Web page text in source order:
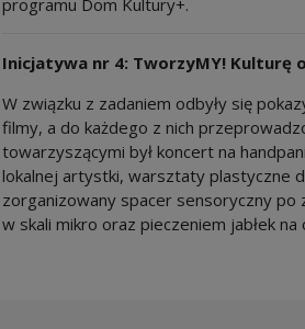
Inicjatywa nr 4: TworzyMY! Kulturę
W związku z zadaniem odbyły się
filmy, a do każdego z nich
towarzyszącymi był koncert na
lokalnej artystki, warsztaty plastyczne
zorganizowany spacer sensoryczny po
w skali mikro oraz pieczeniem jabłek na